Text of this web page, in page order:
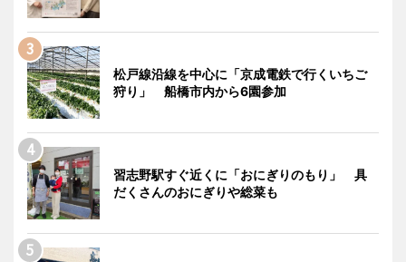
松戸線沿線を中心に「京成電鉄で行くいちご
狩り」 船橋市内から6園参加
習志野駅すぐ近くに「おにぎりのもり」 具
だくさんのおにぎりや総菜も